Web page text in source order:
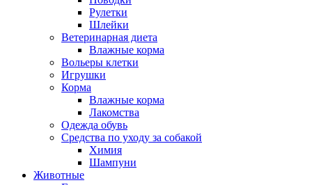
Рулетки
Шлейки
Ветеринарная диета
Влажные корма
Вольеры клетки
Игрушки
Корма
Влажные корма
Лакомства
Одежда обувь
Средства по уходу за собакой
Химия
Шампуни
Животные